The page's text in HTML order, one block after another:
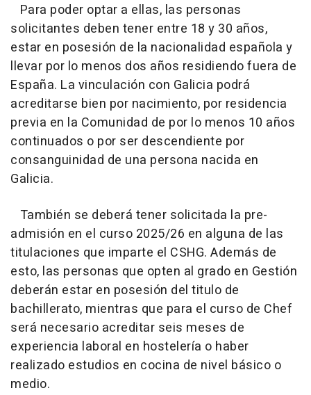
Para poder optar a ellas, las personas
solicitantes deben tener entre 18 y 30 años,
estar en posesión de la nacionalidad española y
llevar por lo menos dos años residiendo fuera de
España. La vinculación con Galicia podrá
acreditarse bien por nacimiento, por residencia
previa en la Comunidad de por lo menos 10 años
continuados o por ser descendiente por
consanguinidad de una persona nacida en
Galicia.
También se deberá tener solicitada la pre-
admisión en el curso 2025/26 en alguna de las
titulaciones que imparte el CSHG. Además de
esto, las personas que opten al grado en Gestión
deberán estar en posesión del titulo de
bachillerato, mientras que para el curso de Chef
será necesario acreditar seis meses de
experiencia laboral en hostelería o haber
realizado estudios en cocina de nivel básico o
medio.